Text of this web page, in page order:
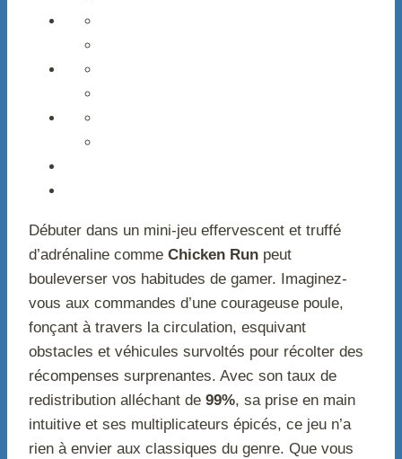
Débuter dans un mini-jeu effervescent et truffé
d’adrénaline comme Chicken Run peut
bouleverser vos habitudes de gamer. Imaginez-
vous aux commandes d’une courageuse poule,
fonçant à travers la circulation, esquivant
obstacles et véhicules survoltés pour récolter des
récompenses surprenantes. Avec son taux de
redistribution alléchant de 99%, sa prise en main
intuitive et ses multiplicateurs épicés, ce jeu n’a
rien à envier aux classiques du genre. Que vous